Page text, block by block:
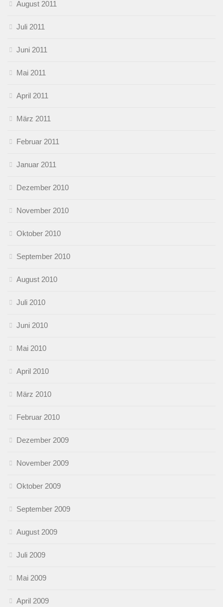
August 2011
Juli 2011
Juni 2011
Mai 2011
April 2011
März 2011
Februar 2011
Januar 2011
Dezember 2010
November 2010
Oktober 2010
September 2010
August 2010
Juli 2010
Juni 2010
Mai 2010
April 2010
März 2010
Februar 2010
Dezember 2009
November 2009
Oktober 2009
September 2009
August 2009
Juli 2009
Mai 2009
April 2009